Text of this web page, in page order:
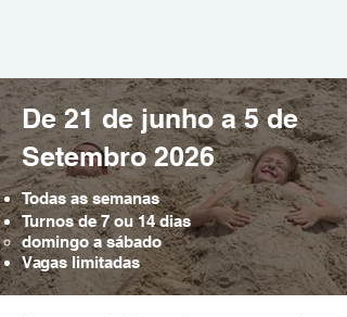
De 21 de junho a 5 de
Setembro 2026
Todas as semanas
Turnos de 7 ou 14 dias
domingo a sábado​
Vagas limitadas